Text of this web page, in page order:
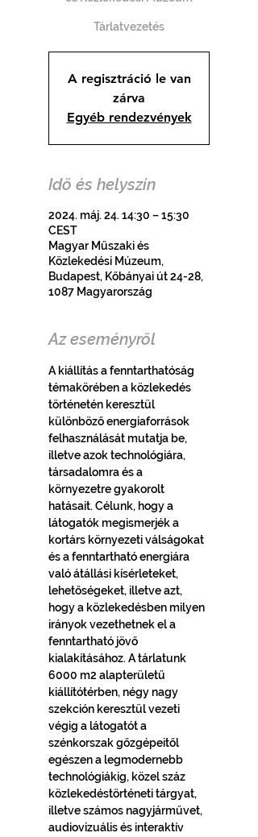
Tárlatvezetés
A regisztráció le van
zárva
Egyéb rendezvények
Idő és helyszín
2024. máj. 24. 14:30 – 15:30
CEST
Magyar Műszaki és
Közlekedési Múzeum,
Budapest, Kőbányai út 24-28,
1087 Magyarország
Az eseményről
A kiállítás a fenntarthatóság
témakörében a közlekedés
történetén keresztül
különböző energiaforrások
felhasználását mutatja be,
illetve azok technológiára,
társadalomra és a
környezetre gyakorolt
hatásait. Célunk, hogy a
látogatók megismerjék a
kortárs környezeti válságokat
és a fenntartható energiára
való átállási kísérleteket,
lehetőségeket, illetve azt,
hogy a közlekedésben milyen
irányok vezethetnek el a
fenntartható jövő
kialakításához. A tárlatunk
6000 m2 alapterületű
kiállítótérben, négy nagy
szekción keresztül vezeti
végig a látogatót a
szénkorszak gőzgépeitől
egészen a legmodernebb
technológiákig, közel száz
közlekedéstörténeti tárgyat,
illetve számos nagyjárművet,
audiovizuális és interaktív